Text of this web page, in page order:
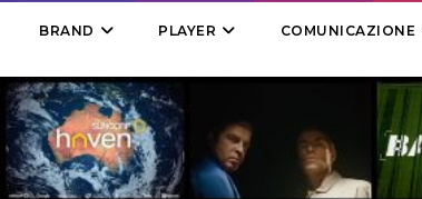
BRAND PLAYER COMUNICAZIONE